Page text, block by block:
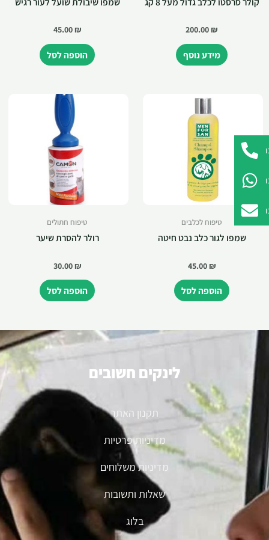
200.00₪
מידע נוסף
45.00₪
הוספה לסל
טיפוח לכלבים
שמפו לגור כלב נבט חיטה
45.00₪
הוספה לסל
טיפוח חתולים
רולר להסרת שיער
30.00₪
הוספה לסל
לינקים חשובים
תקנון האתר
מדיניות פרטיות
מדיניות משלוחים
שאלות ותשובות
בלוג